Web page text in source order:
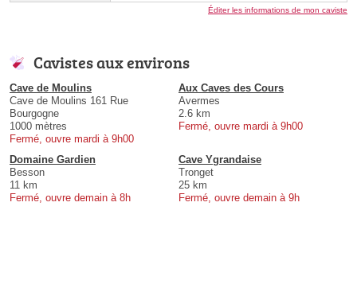
Éditer les informations de mon caviste
Cavistes aux environs
Cave de Moulins
Cave de Moulins 161 Rue
Bourgogne
1000 mètres
Fermé, ouvre mardi à 9h00
Aux Caves des Cours
Avermes
2.6 km
Fermé, ouvre mardi à 9h00
Domaine Gardien
Besson
11 km
Fermé, ouvre demain à 8h
Cave Ygrandaise
Tronget
25 km
Fermé, ouvre demain à 9h